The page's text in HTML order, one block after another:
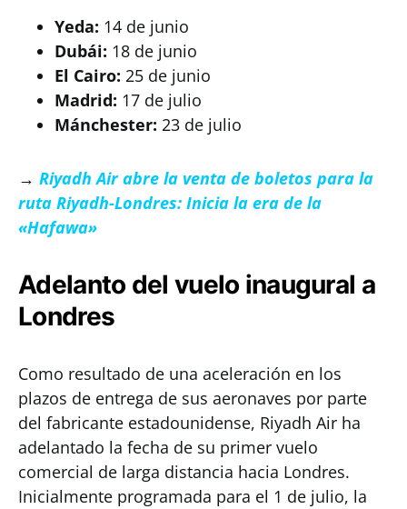
Yeda: 14 de junio
Dubái: 18 de junio
El Cairo: 25 de junio
Madrid: 17 de julio
Mánchester: 23 de julio
→ Riyadh Air abre la venta de boletos para la
ruta Riyadh-Londres: Inicia la era de la
«Hafawa»
Adelanto del vuelo inaugural a
Londres
Como resultado de una aceleración en los
plazos de entrega de sus aeronaves por parte
del fabricante estadounidense, Riyadh Air ha
adelantado la fecha de su primer vuelo
comercial de larga distancia hacia Londres.
Inicialmente programada para el 1 de julio, la